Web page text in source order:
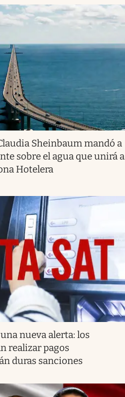
Sheinbaum mandó a
sobre el agua que unirá a
Hotelera
una nueva alerta: los
realizar pagos
duras sanciones